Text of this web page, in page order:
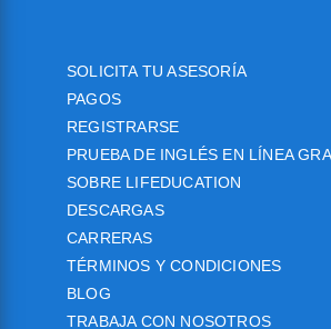
SOLICITA TU ASESORÍA
PAGOS
REGISTRARSE
PRUEBA DE INGLÉS EN LÍNEA
SOBRE LIFEDUCATION
DESCARGAS
CARRERAS
TÉRMINOS Y CONDICIONES
BLOG
TRABAJA CON NOSOTROS